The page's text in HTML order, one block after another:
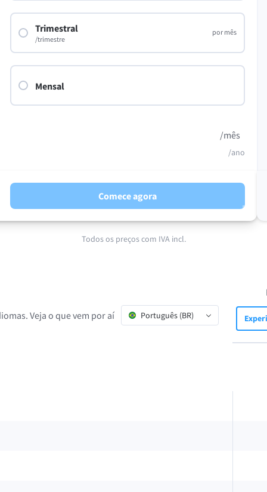
Trimestral
/trimestre
por mês
Mensal
/mês
/ano
Comece agora
Todos os preços com IVA incl.
Veja o que vem por aí Português (BR)